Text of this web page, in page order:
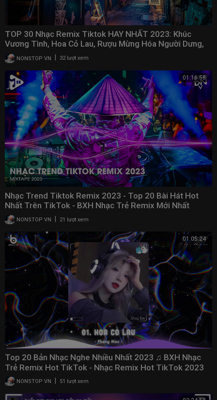
TOP 30 Nhạc Remix Tiktok HAY NHẤT 2023: Khúc
Vương Tình, Hoa Cỏ Lau, Rượu Mừng Hóa Người Dưng,
Gió NONSTOP VN 32 lượt xem
01:16:58
Nhạc Trend Tiktok Remix 2023 - Top 20 Bài Hát Hot
Nhất Trên TikTok - BXH Nhạc Trẻ Remix Mới Nhất
NONSTOP VN 21 lượt xem
01:05:24
Top 20 Bản Nhạc Nghe Nhiều Nhất 2023 ♫ BXH Nhạc
Trẻ Remix Hot TikTok - Nhạc Remix Hot TikTok 2023
NONSTOP VN 51 lượt xem